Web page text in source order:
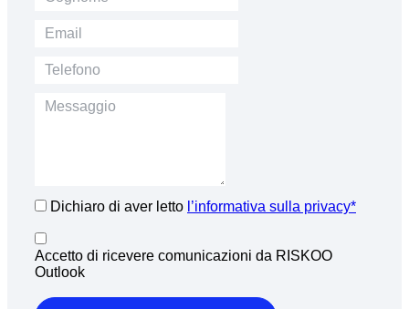
Dichiaro di aver letto l’informativa sulla privacy*
Accetto di ricevere comunicazioni da RISKOO
Outlook